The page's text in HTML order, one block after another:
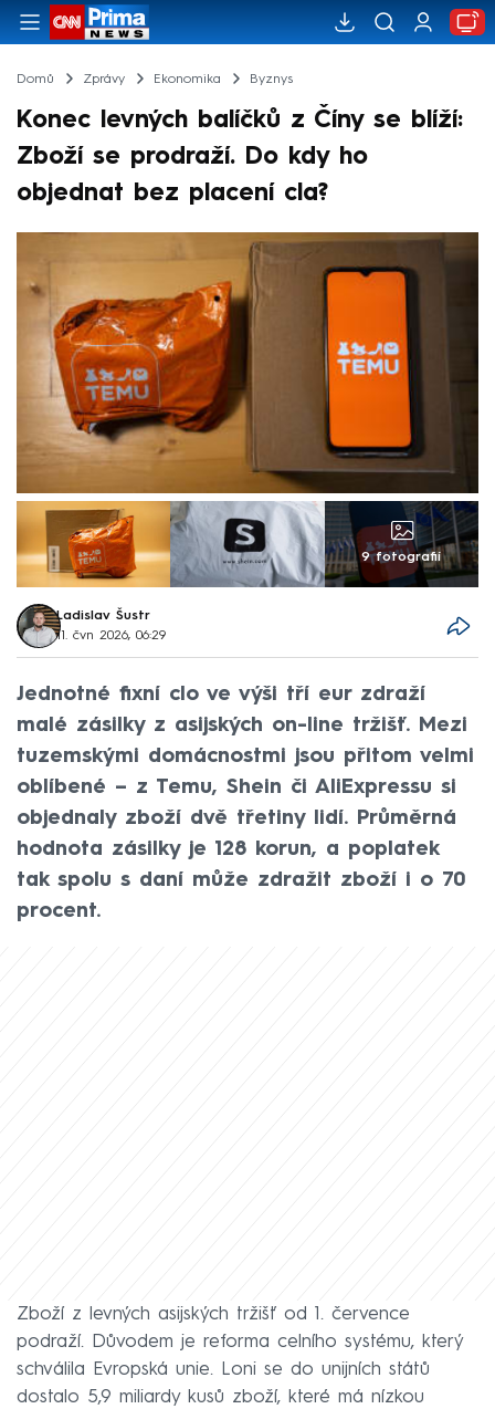
Domů Zprávy Ekonomika Byznys
Konec levných balíčků z Číny se blíží:
Zboží se prodraží. Do kdy ho
objednat bez placení cla?
9 fotografií
Ladislav Šustr
11. čvn 2026, 06:29
Jednotné fixní clo ve výši tří eur zdraží
malé zásilky z asijských on-line tržišť. Mezi
tuzemskými domácnostmi jsou přitom velmi
oblíbené – z Temu, Shein či AliExpressu si
objednaly zboží dvě třetiny lidí. Průměrná
hodnota zásilky je 128 korun, a poplatek
tak spolu s daní může zdražit zboží i o 70
procent.
Zboží z levných asijských tržišť od 1. července
podraží. Důvodem je reforma celního systému, který
schválila Evropská unie. Loni se do unijních států
dostalo 5,9 miliardy kusů zboží, které má nízkou